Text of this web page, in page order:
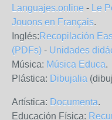
Languajes.online - Le
Jouons en Français.
Inglés:Recopilación
(PDFs) - Unidades
Música: Música Educa.
Plástica: Dibujalia
Artística: Documenta.
Educación Física: